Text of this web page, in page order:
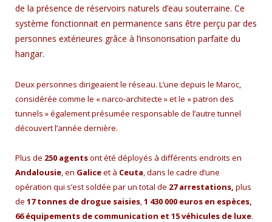
de la présence de réservoirs naturels d’eau souterraine. Ce
système fonctionnait en permanence sans être perçu par des
personnes extérieures grâce à l’insonorisation parfaite du
hangar.
Deux personnes dirigeaient le réseau. L’une depuis le Maroc,
considérée comme le « narco-architecte » et le « patron des
tunnels » également présumée responsable de l’autre tunnel
découvert l’année dernière.
Plus de 250 agentsont été déployés à différents endroits en
Andalousie , en Galiceet à Ceuta , dans le cadre d’une
opération qui s’est soldée par un total de 27 arrestations, plus
de 17 tonnes de drogue saisies 1 430 000 euros en espèces,
66 équipements de communication et 15 véhicules de luxe.